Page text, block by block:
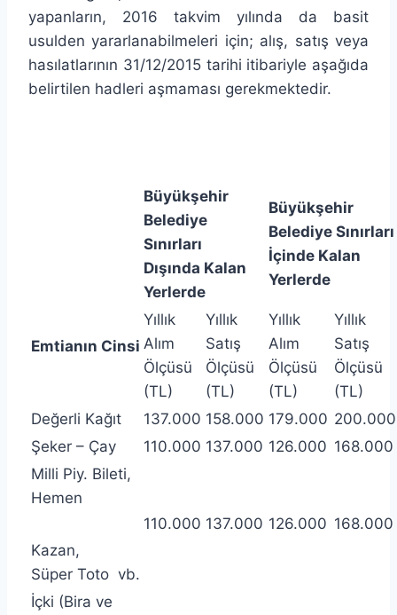
yapanların, 2016 takvim yılında da basit
usulden yararlanabilmeleri için; alış, satış veya
hasılatlarının 31/12/2015 tarihi itibariyle aşağıda
belirtilen hadleri aşmaması gerekmektedir.
Emtianın Cinsi
Büyükşehir
Belediye
Sınırları
Dışında Kalan
Yerlerde
Büyükşehir
Belediye Sınırları
İçinde Kalan
Yerlerde
Yıllık
Alım
Ölçüsü
(TL)
Yıllık
Satış
Ölçüsü
(TL)
Yıllık
Alım
Ölçüsü
(TL)
Yıllık
Satış
Ölçüsü
(TL)
Değerli Kağıt
137.000 158.000 179.000 200.000
Şeker – Çay
110.000 137.000 126.000 168.000
Milli Piy. Bileti,
Hemen
Kazan,
Süper Toto vb.
110.000 137.000 126.000 168.000
İçki (Bira ve